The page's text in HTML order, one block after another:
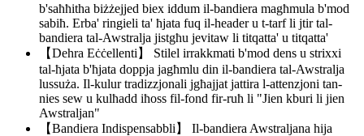
b'saħħitha biżżejjed biex iddum il-bandiera magħmula b'mod
sabiħ. Erba' ringieli ta' ħjata fuq il-header u t-tarf li jtir tal-
bandiera tal-Awstralja jistgħu jevitaw li titqatta' u titqatta'
【Dehra Eċċellenti】 Stilel irrakkmati b'mod dens u strixxi
tal-ħjata b'ħjata doppja jagħmlu din il-bandiera tal-Awstralja
lussuża. Il-kulur tradizzjonali jgħajjat ​​​​jattira l-attenzjoni tan-
nies sew u kulħadd iħoss fil-fond fir-ruħ li "Jien kburi li jien
Awstraljan"
【Bandiera Indispensabbli】 Il-bandiera Awstraljana hija